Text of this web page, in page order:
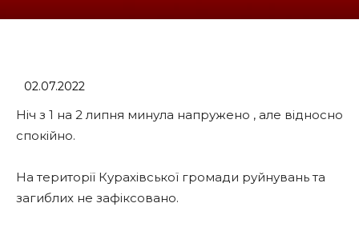
02.07.2022
Ніч з 1 на 2 липня минула напружено , але відносно
спокійно.
На території Курахівської громади руйнувань та
загиблих не зафіксовано.